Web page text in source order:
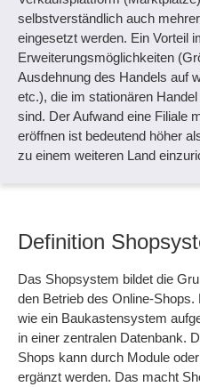
selbstverständlich auch
eingesetzt werden. Ein Vorteil
Erweiterungsmöglichkeiten
Ausdehnung des Handels auf
etc.), die im stationären
sind. Der Aufwand eine Filiale
eröffnen ist bedeutend höher
zu einem weiteren Land
Definition
Das Shopsystem bildet die
den Betrieb des Online-
wie ein Baukastensystem
in einer zentralen Datenbank.
Shops kann durch Module
ergänzt werden. Das macht